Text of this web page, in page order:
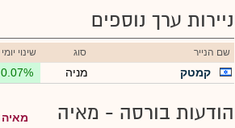
ניירות ערך נוספים
שם הנייר סוג שינוי יומי
קמטק מניה 0.07%
הודעות בורסה - מאיה מאיה